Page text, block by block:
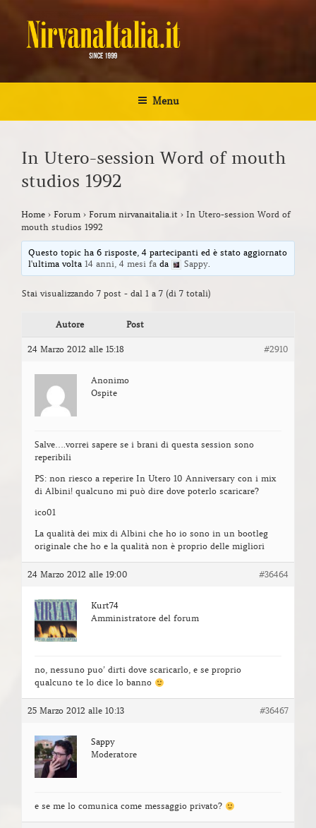
contenuto
NIRVANA ITALIA
Menu
In Utero-session Word of mouth
studios 1992
Home › Forum › Forum nirvanaitalia.it › In Utero-session Word of
mouth studios 1992
Questo topic ha 6 risposte, 4 partecipanti ed è stato aggiornato
l'ultima volta14 anni, 4 mesi fa da Sappy.
Stai visualizzando 7 post - dal 1 a 7 (di 7 totali)
Autore Post
24 Marzo 2012 alle 15:18 #2910
Anonimo
Ospite
Salve….vorrei sapere se i brani di questa session sono
reperibili
PS: non riesco a reperire In Utero 10 Anniversary con i mix
di Albini! qualcuno mi può dire dove poterlo scaricare?
ico01
La qualità dei mix di Albini che ho io sono in un bootleg
originale che ho e la qualità non è proprio delle migliori
24 Marzo 2012 alle 19:00 #36464
Kurt74
Amministratore del forum
no, nessuno puo’ dirti dove scaricarlo, e se proprio
qualcuno te lo dice lo banno
25 Marzo 2012 alle 10:13 #36467
Sappy
Moderatore
e se me lo comunica come messaggio privato?